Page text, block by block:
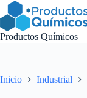
Saltar
al
contenido
Productos Químicos
Inicio Industrial